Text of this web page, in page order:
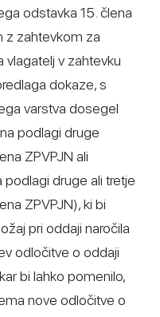
odstavka 15. člena
z zahtevkom za
vlagatelj v zahtevku
dokaze, s
varstva dosegel
podlagi druge
ZPVPJN ali
podlagi druge ali tretje
ZPVPJN), ki bi
pri oddaji naročila
odločitve o oddaji
bi lahko pomenilo,
nove odločitve o